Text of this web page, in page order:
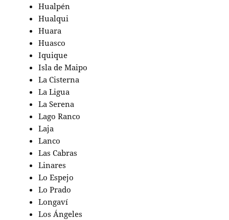
Hualpén
Hualqui
Huara
Huasco
Iquique
Isla de Maipo
La Cisterna
La Ligua
La Serena
Lago Ranco
Laja
Lanco
Las Cabras
Linares
Lo Espejo
Lo Prado
Longaví
Los Ángeles